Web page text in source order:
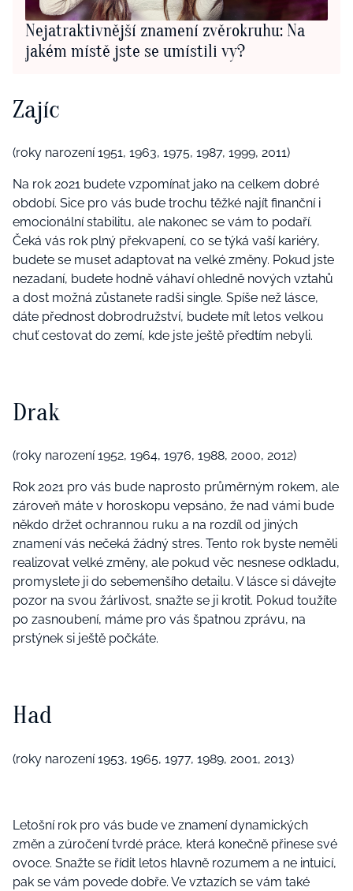
Nejatraktivnější znamení zvěrokruhu: Na
jakém místě jste se umístili vy?
Zajíc
(roky narození 1951, 1963, 1975, 1987, 1999, 2011)
Na rok 2021 budete vzpomínat jako na celkem dobré
období. Sice pro vás bude trochu těžké najít finanční i
emocionální stabilitu, ale nakonec se vám to podaří.
Čeká vás rok plný překvapení, co se týká vaší kariéry,
budete se muset adaptovat na velké změny. Pokud jste
nezadaní, budete hodně váhaví ohledně nových vztahů
a dost možná zůstanete radši single. Spíše než lásce,
dáte přednost dobrodružství, budete mít letos velkou
chuť cestovat do zemí, kde jste ještě předtím nebyli.
Drak
(roky narození 1952, 1964, 1976, 1988, 2000, 2012)
Rok 2021 pro vás bude naprosto průměrným rokem, ale
zároveň máte v horoskopu vepsáno, že nad vámi bude
někdo držet ochrannou ruku a na rozdíl od jiných
znamení vás nečeká žádný stres. Tento rok byste neměli
realizovat velké změny, ale pokud věc nesnese odkladu,
promyslete ji do sebemenšího detailu. V lásce si dávejte
pozor na svou žárlivost, snažte se ji krotit. Pokud toužíte
po zasnoubení, máme pro vás špatnou zprávu, na
prstýnek si ještě počkáte.
Had
(roky narození 1953, 1965, 1977, 1989, 2001, 2013)
Letošní rok pro vás bude ve znamení dynamických
změn a zúročení tvrdé práce, která konečně přinese své
ovoce. Snažte se řídit letos hlavně rozumem a ne intuicí,
pak se vám povede dobře. Ve vztazích se vám také